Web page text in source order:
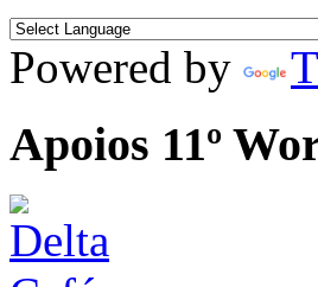
Powered by
Apoios 11º